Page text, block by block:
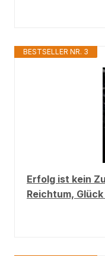
BESTSELLER NR. 3
Erfolg ist kein
Reichtum,